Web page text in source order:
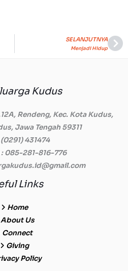
SELANJUTNYA
Menjadi Hidup
Kudus
Rendeng, Kec. Kota Kudus,
Jawa Tengah 59311
(0291) 431474
: 085-281-816-776
Links
Home
About Us
Connect
Giving
Policy